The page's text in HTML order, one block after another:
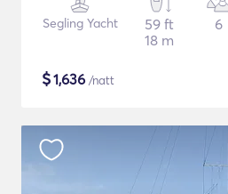
Segling Yacht
59 ft
18 m
6
$1,636 /natt